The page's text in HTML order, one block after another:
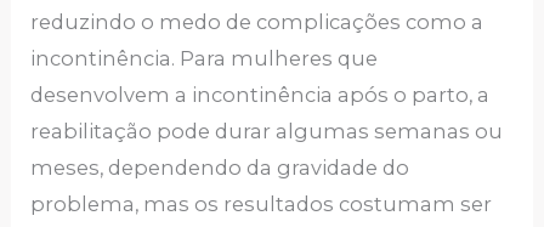
reduzindo o medo de complicações como a
incontinência. Para mulheres que
desenvolvem a incontinência após o parto, a
reabilitação pode durar algumas semanas ou
meses, dependendo da gravidade do
problema, mas os resultados costumam ser